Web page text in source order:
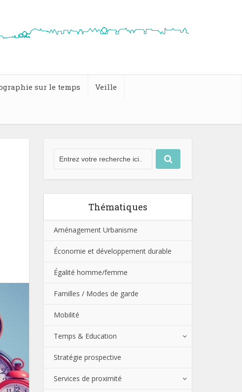
sur le temps Veille
Thématiques
Aménagement Urbanisme
Économie et développement durable
Égalité homme/femme
Familles / Modes de garde
Mobilité
Temps & Education
Stratégie prospective
Services de proximité